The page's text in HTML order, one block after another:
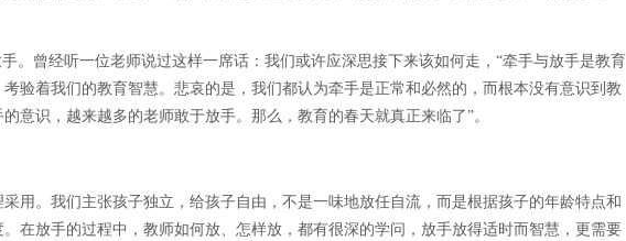
。曾经听一位老师说过这样一席话：我们或许应深思接下来该如何走，“牵手与放手是教育
验着我们的教育智慧。悲哀的是，我们都认为牵手是正常和必然的，而根本没有意识到教
意识，越来越多的老师敢于放手。那么，教育的春天就真正来临了”。
用。我们主张孩子独立，给孩子自由，不是一味地放任自流，而是根据孩子的年龄特点和
在放手的过程中，教师如何放、怎样放，都有很深的学问，放手放得适时而智慧，更需要